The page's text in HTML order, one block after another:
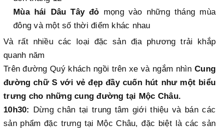
Mùa hái Dâu Tây đỏ mọng vào những tháng mùa
đông và một số thời điểm khác nhau
Và rất nhiều các loại đặc sản địa phương trải khắp
quanh năm
Trên đường Quý khách ngồi trên xe và ngắm nhìn Cung
đường chữ S với vẻ đẹp đầy cuốn hút như một biểu
trưng cho những cung đường tại Mộc Châu.
10h30: Dừng chân tại trung tâm giới thiệu và bán các
sản phẩm đặc trưng tại Mộc Châu, đặc biệt là các sản